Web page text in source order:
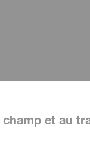
et au